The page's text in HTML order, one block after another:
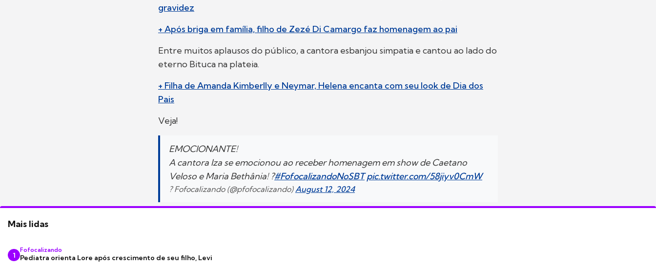
gravidez
+ Após briga em família, filho de Zezé Di Camargo faz homenagem ao pai
Entre muitos aplausos do público, a cantora esbanjou simpatia e cantou ao lado do
eterno Bituca na plateia.
+ Filha de Amanda Kimberlly e Neymar, Helena encanta com seu look de Dia dos
Pais
Veja!
EMOCIONANTE!
A cantora Iza se emocionou ao receber homenagem em show de Caetano
Veloso e Maria Bethânia! ?#FofocalizandoNoSBT pic.twitter.com/58jiyv0CmW
? Fofocalizando (@pfofocalizando) August 12, 2024
Mais lidas
1
Fofocalizando
Pediatra orienta Lore após crescimento de seu filho, Levi